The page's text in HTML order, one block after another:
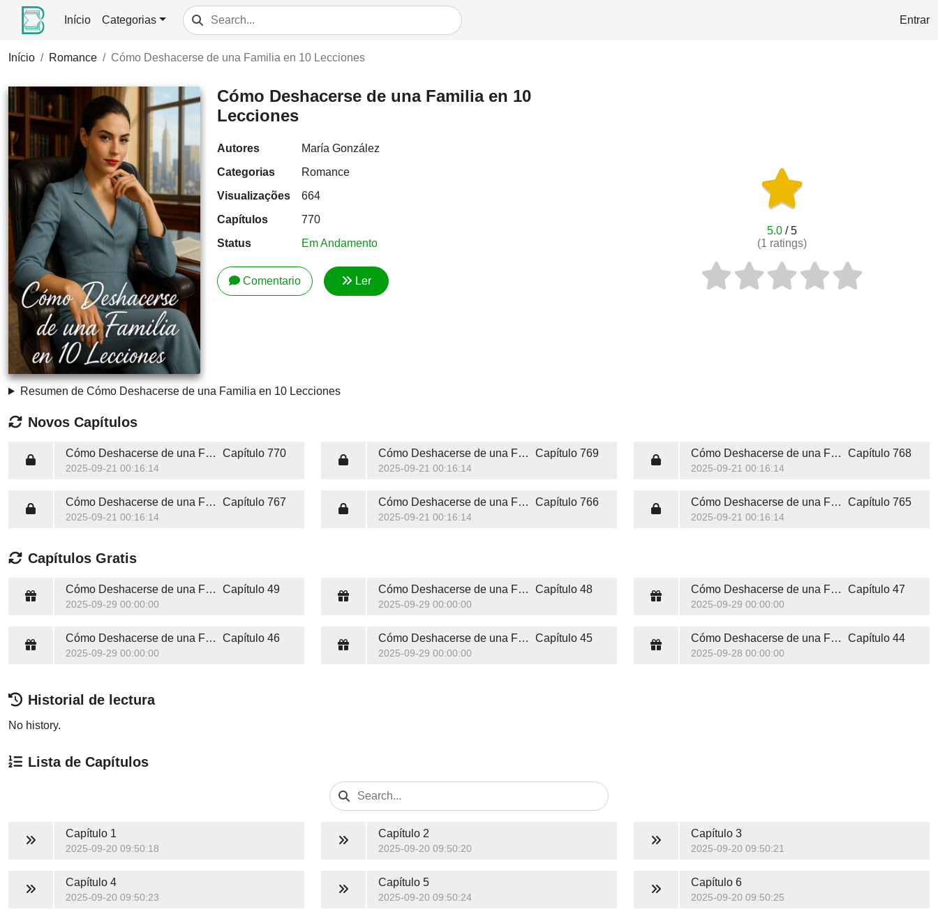
Início Categorias Entrar
Início Romance Cómo Deshacerse de una Familia en 10 Lecciones
Cómo Deshacerse de una Familia en 10
Lecciones
Autores
María González
Categorias
Romance
Visualizações
664
Capítulos
770
Status
Em Andamento
Comentario Ler
5.0/ 5
(1 ratings)
Resumen de Cómo Deshacerse de una Familia en 10 Lecciones
Novos Capítulos
Cómo Deshacerse de una Familia en 10 Lecciones Capítulo 770
2025-09-21 00:16:14
Cómo Deshacerse de una Familia en 10 Lecciones Capítulo 769
2025-09-21 00:16:14
Cómo Deshacerse de una Familia en 10 Lecciones Capítulo 768
2025-09-21 00:16:14
Cómo Deshacerse de una Familia en 10 Lecciones Capítulo 767
2025-09-21 00:16:14
Cómo Deshacerse de una Familia en 10 Lecciones Capítulo 766
2025-09-21 00:16:14
Cómo Deshacerse de una Familia en 10 Lecciones Capítulo 765
2025-09-21 00:16:14
Capítulos Gratis
Cómo Deshacerse de una Familia en 10 Lecciones Capítulo 49
2025-09-29 00:00:00
Cómo Deshacerse de una Familia en 10 Lecciones Capítulo 48
2025-09-29 00:00:00
Cómo Deshacerse de una Familia en 10 Lecciones Capítulo 47
2025-09-29 00:00:00
Cómo Deshacerse de una Familia en 10 Lecciones Capítulo 46
2025-09-29 00:00:00
Cómo Deshacerse de una Familia en 10 Lecciones Capítulo 45
2025-09-29 00:00:00
Cómo Deshacerse de una Familia en 10 Lecciones Capítulo 44
2025-09-28 00:00:00
Historial de lectura
No history.
Lista de Capítulos
Capítulo 1
2025-09-20 09:50:18
Capítulo 2
2025-09-20 09:50:20
Capítulo 3
2025-09-20 09:50:21
Capítulo 4
2025-09-20 09:50:23
Capítulo 5
2025-09-20 09:50:24
Capítulo 6
2025-09-20 09:50:25